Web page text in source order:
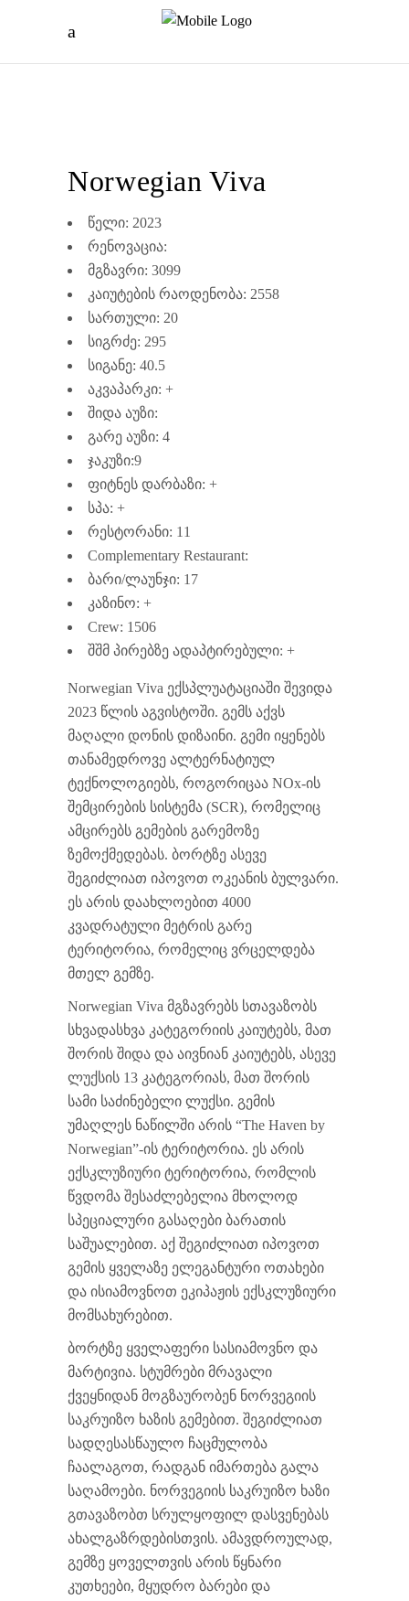
Norwegian Viva
წელი: 2023
რენოვაცია:
მგზავრი: 3099
კაიუტების რაოდენობა: 2558
სართული: 20
სიგრძე: 295
სიგანე: 40.5
აკვაპარკი: +
შიდა აუზი:
გარე აუზი: 4
ჯაკუზი:9
ფიტნეს დარბაზი: +
სპა: +
რესტორანი: 11
Complementary Restaurant:
ბარი/ლაუნჯი: 17
კაზინო: +
Crew: 1506
შშმ პირებზე ადაპტირებული: +
Norwegian Viva ექსპლუატაციაში შევიდა
2023 წლის აგვისტოში. გემს აქვს
მაღალი დონის დიზაინი. გემი იყენებს
თანამედროვე ალტერნატიულ
ტექნოლოგიებს, როგორიცაა NOx-ის
შემცირების სისტემა (SCR), რომელიც
ამცირებს გემების გარემოზე
ზემოქმედებას. ბორტზე ასევე
შეგიძლიათ იპოვოთ ოკეანის ბულვარი.
ეს არის დაახლოებით 4000
კვადრატული მეტრის გარე
ტერიტორია, რომელიც ვრცელდება
მთელ გემზე.
Norwegian Viva მგზავრებს სთავაზობს
სხვადასხვა კატეგორიის კაიუტებს, მათ
შორის შიდა და აივნიან კაიუტებს, ასევე
ლუქსის 13 კატეგორიას, მათ შორის
სამი საძინებელი ლუქსი. გემის
უმაღლეს ნაწილში არის “The Haven by
Norwegian”-ის ტერიტორია. ეს არის
ექსკლუზიური ტერიტორია, რომლის
წვდომა შესაძლებელია მხოლოდ
სპეციალური გასაღები ბარათის
საშუალებით. აქ შეგიძლიათ იპოვოთ
გემის ყველაზე ელეგანტური ოთახები
და ისიამოვნოთ ეკიპაჟის ექსკლუზიური
მომსახურებით.
ბორტზე ყველაფერი სასიამოვნო და
მარტივია. სტუმრები მრავალი
ქვეყნიდან მოგზაურობენ ნორვეგიის
საკრუიზო ხაზის გემებით. შეგიძლიათ
სადღესასწაულო ჩაცმულობა
ჩაალაგოთ, რადგან იმართება გალა
საღამოები. ნორვეგიის საკრუიზო ხაზი
გთავაზობთ სრულყოფილ დასვენებას
ახალგაზრდებისთვის. ამავდროულად,
გემზე ყოველთვის არის წყნარი
კუთხეები, მყუდრო ბარები და